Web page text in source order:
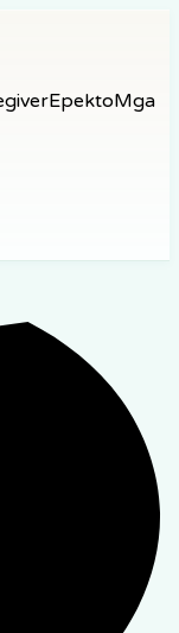
EpektoMga